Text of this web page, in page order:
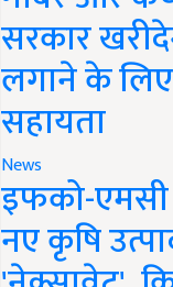
सरकार
लगाने के
सहायता
News
इफको-एमसी
नए कृषि